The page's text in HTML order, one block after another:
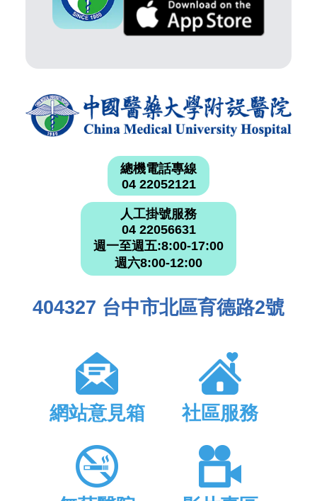
總機電話專線
04 22052121
人工掛號服務
04 22056631
週一至週五:8:00-17:00
週六8:00-12:00
404327 台中市北區育德路2號
網站意見箱 社區服務